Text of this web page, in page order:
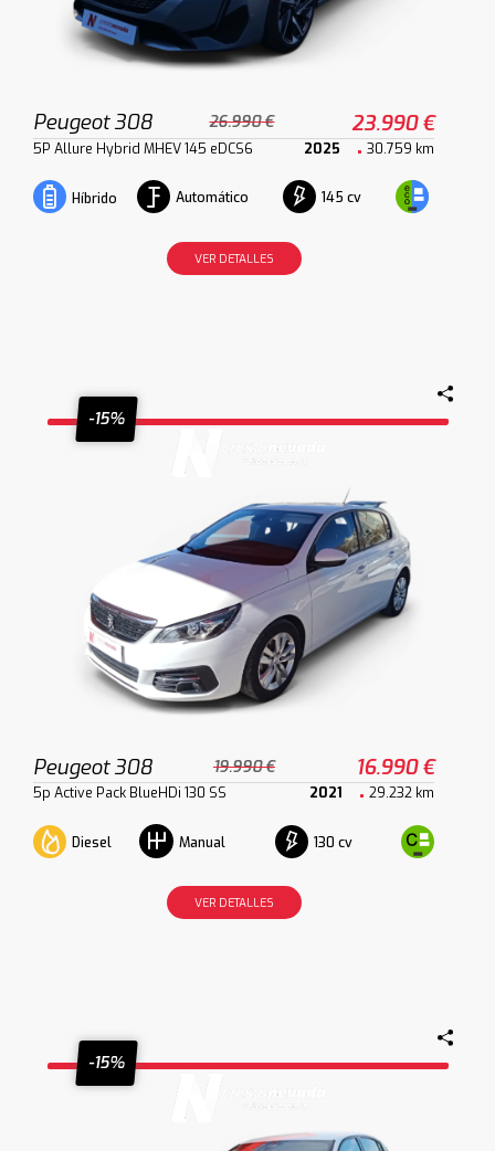
Peugeot 308 26.990 € 23.990 €
5P Allure Hybrid MHEV 145 eDCS6 2025 30.759 km
Híbrido Automático 145 cv
VER DETALLES
-15%
Peugeot 308 19.990 € 16.990 €
5p Active Pack BlueHDi 130 SS 2021 29.232 km
Diesel Manual 130 cv
VER DETALLES
-15%